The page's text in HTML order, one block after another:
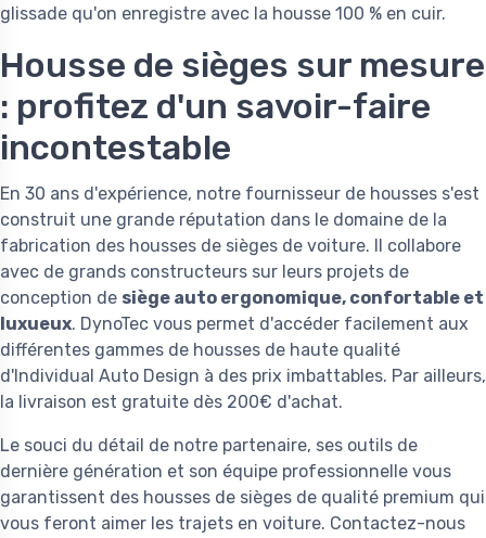
glissade qu'on enregistre avec la housse 100 % en cuir.
Housse de sièges sur mesure
: profitez d'un savoir-faire
incontestable
En 30 ans d'expérience, notre fournisseur de housses s'est
construit une grande réputation dans le domaine de la
fabrication des housses de sièges de voiture. Il collabore
avec de grands constructeurs sur leurs projets de
conception de siège auto ergonomique, confortable et
luxueux. DynoTec vous permet d'accéder facilement aux
différentes gammes de housses de haute qualité
d'Individual Auto Design à des prix imbattables. Par ailleurs,
la livraison est gratuite dès 200€ d'achat.
Le souci du détail de notre partenaire, ses outils de
dernière génération et son équipe professionnelle vous
garantissent des housses de sièges de qualité premium qui
vous feront aimer les trajets en voiture. Contactez-nous